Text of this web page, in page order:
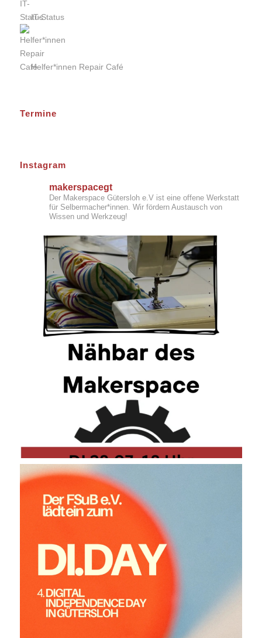
IT-Status
Helfer*innen Repair Café
Termine
Instagram
makerspacegt
Der Makerspace Gütersloh e.V ist eine offene Werkstatt
für Selbermacher*innen. Wir fördern Austausch von
Wissen und Werkzeug!